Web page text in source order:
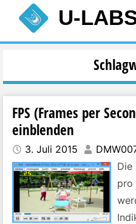
content
U-
FPS (Frames per
einblenden
3. Juli 2015
Die
pro